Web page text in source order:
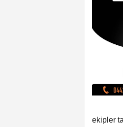
ekipler